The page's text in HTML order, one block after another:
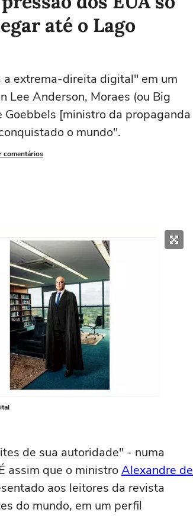
até o Lago
extrema-direita digital" em um
Lee Anderson, Moraes (ou Big
[ministro da propaganda
o mundo".
comentários
de sua autoridade" - numa
assim que o ministroAlexandre de
aos leitores da revista
do mundo, em um perfil